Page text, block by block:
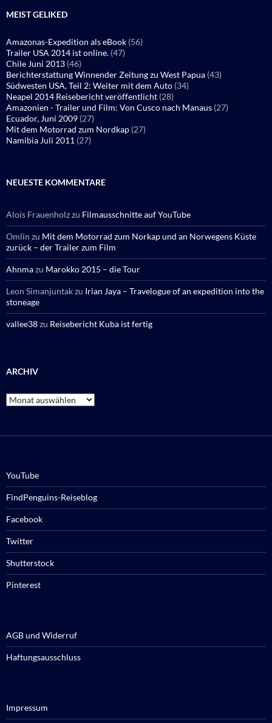
MEIST GELIKED
Amazonas-Expedition als eBook (56)
Trailer USA 2014 ist online. (47)
Chile Juni 2013 (46)
Berichterstattung Winnender Zeitung zu West Papua (43)
Südwesten USA, Teil 2: Weiter mit dem Auto (34)
Neapel 2014 Reisebericht veröffentlicht (28)
Amazonien - Trailer und Film: Von Cusco nach Manaus (27)
Ecuador, Juni 2009 (27)
Mit dem Motorrad zum Nordkap (27)
Namibia Juli 2011 (27)
NEUESTE KOMMENTARE
Alois Frauenholzzu Filmausschnitte auf YouTube
Omlin zu Mit dem Motorrad zum Norkap und an Norwegens Küste
zurück – der Trailer zum Film
Ahnmazu Marokko 2015 – die Tour
Leon Simanjuntakzu Irian Jaya – Travelogue of an expedition into the
stoneage
vallee38zu Reisebericht Kuba ist fertig
ARCHIV
Archiv
YouTube
FindPenguins-Reiseblog
Facebook
Twitter
Shutterstock
Pinterest
AGB und Widerruf
Haftungsausschluss
Impressum